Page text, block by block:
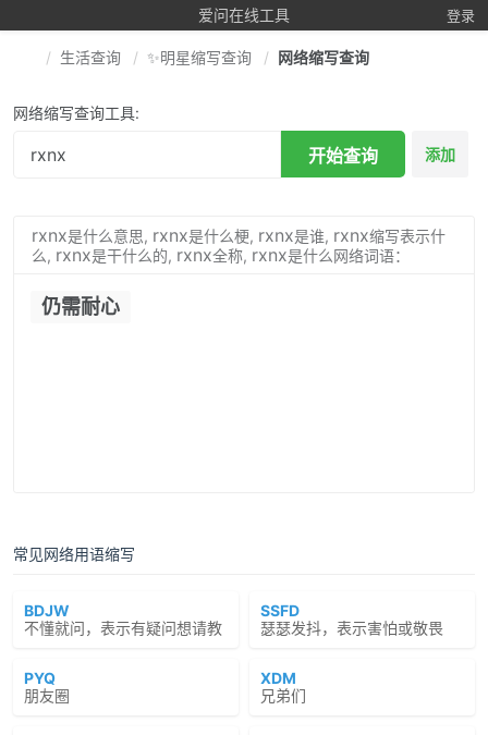
爱问在线工具 登录
生活查询 ✨明星缩写查询 网络缩写查询
网络缩写查询工具:
开始查询 添加
rxnx是什么意思, rxnx是什么梗, rxnx是谁, rxnx缩写表示什
么, rxnx是干什么的, rxnx全称, rxnx是什么网络词语：
仍需耐心
常见网络用语缩写
BDJW
不懂就问，表示有疑问想请教
SSFD
瑟瑟发抖，表示害怕或敬畏
PYQ
朋友圈
XDM
兄弟们